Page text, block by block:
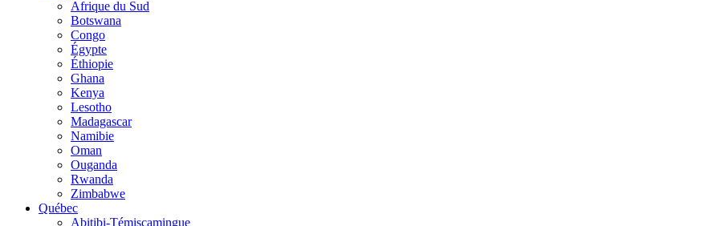
Afrique du Sud
Botswana
Congo
Égypte
Éthiopie
Ghana
Kenya
Lesotho
Madagascar
Namibie
Oman
Ouganda
Rwanda
Zimbabwe
Québec
Abitibi-Témiscamingue